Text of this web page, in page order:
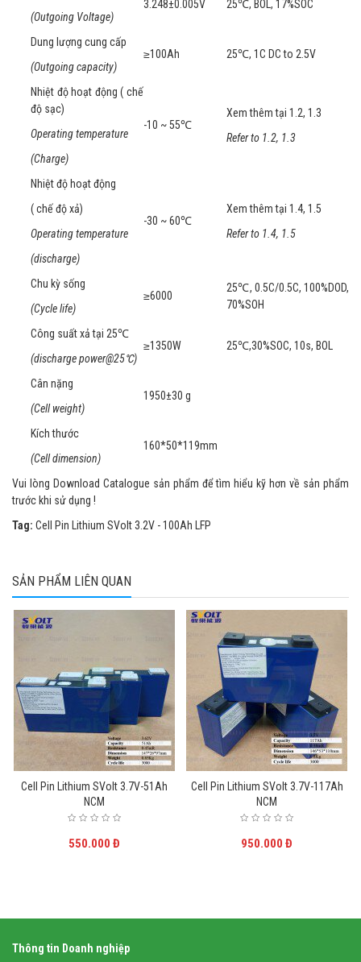
(Outgoing Voltage)
3.248±0.005V 25℃, BOL, 17%SOC
Dung lượng cung cấp
(Outgoing capacity)
≥100Ah 25℃, 1C DC to 2.5V
Nhiệt độ hoạt động ( chế
độ sạc)
Operating temperature
(Charge)
-10 ~ 55℃
Xem thêm tại 1.2, 1.3
Refer to 1.2, 1.3
Nhiệt độ hoạt động
( chế độ xả)
Operating temperature
(discharge)
-30 ~ 60℃
Xem thêm tại 1.4, 1.5
Refer to 1.4, 1.5
Chu kỳ sống
(Cycle life)
≥6000
25℃, 0.5C/0.5C, 100%DOD,
70%SOH
Công suất xả tại 25℃
(discharge power@25℃)
≥1350W 25℃,30%SOC, 10s, BOL
Cân nặng
(Cell weight)
1950±30 g
Kích thước
(Cell dimension)
160*50*119mm
Vui lòng Download Catalogue sản phẩm để tìm hiểu kỹ hơn về sản phẩm
trước khi sử dụng !
Tag: Cell Pin Lithium SVolt 3.2V - 100Ah LFP
SẢN PHẨM LIÊN QUAN
Cell Pin Lithium SVolt 3.7V-51Ah
NCM
550.000 Đ
Cell Pin Lithium SVolt 3.7V-117Ah
NCM
950.000 Đ
Thông tin Doanh nghiệp